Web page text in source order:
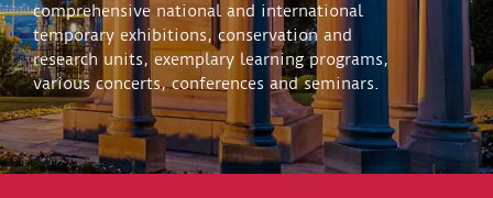
comprehensive national and international
temporary exhibitions, conservation and
research units, exemplary learning programs,
various concerts, conferences and seminars.